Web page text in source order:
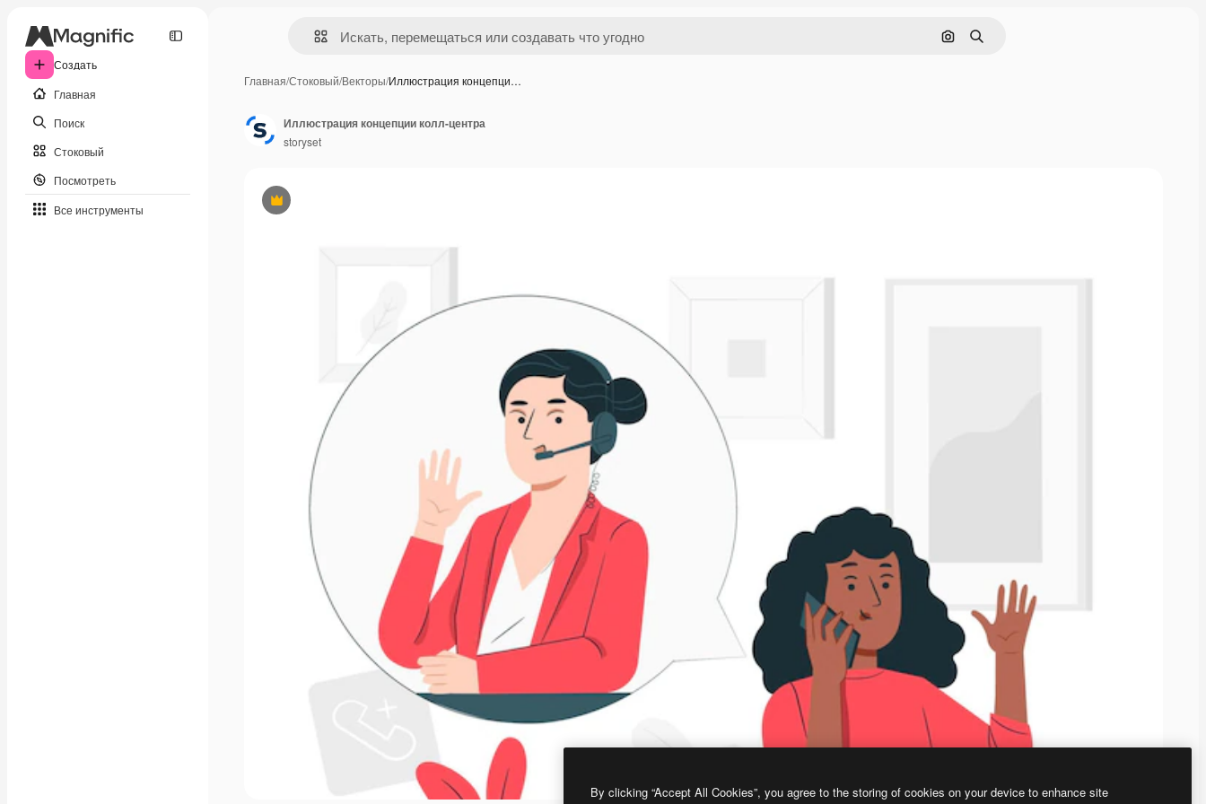
Создать
Главная
Поиск
Стоковый
Посмотреть
Все инструменты
Поиск по изображению
Поиск
Главная/Стоковый/Векторы/Иллюстрация концепци…
Премиум
Иллюстрация концепции колл-центра
storyset
By clicking “Accept All Cookies”, you agree to the storing of cookies on your device to enhance site